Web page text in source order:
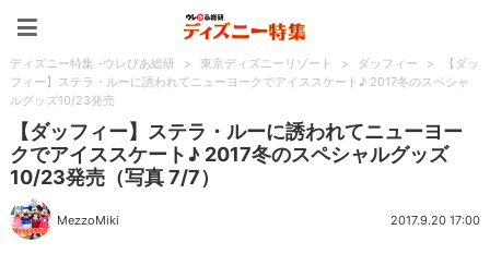
ディズニー特集 -ウレぴあ総研 > 東京ディズニーリゾート > ダッフィー >
【ダッ
フィー】ステラ・ルーに誘われてニューヨークでアイススケート♪ 2017冬のスペシャ
ルグッズ10/23発売
【ダッフィー】ステラ・ルーに誘われてニューヨー
クでアイススケート♪ 2017冬のスペシャルグッズ
10/23発売（写真 7/7）
MezzoMiki 2017.9.20 17:00